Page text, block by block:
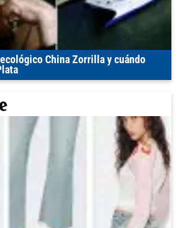
China Zorrilla y cuándo